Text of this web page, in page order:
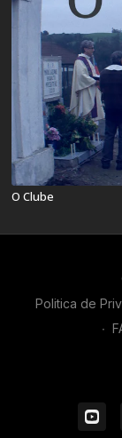
O Clube
Politica de
∙